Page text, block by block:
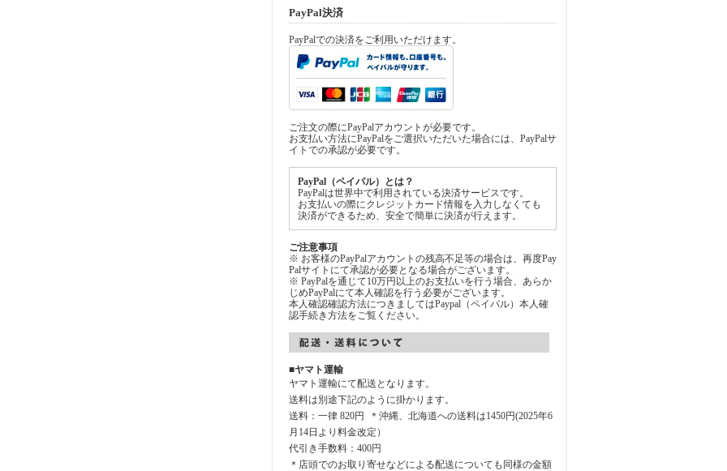
PayPal決済
PayPalでの決済をご利用いただけます。
ご注文の際にPayPalアカウントが必要です。
お支払い方法にPayPalをご選択いただいた場合には、PayPalサ
イトでの承認が必要です。
PayPal（ペイパル）とは？
PayPalは世界中で利用されている決済サービスです。
お支払いの際にクレジットカード情報を入力しなくても
決済ができるため、安全で簡単に決済が行えます。
ご注意事項
※ お客様のPayPalアカウントの残高不足等の場合は、再度Pay
Palサイトにて承認が必要となる場合がございます。
※ PayPalを通じて10万円以上のお支払いを行う場合、あらか
じめPayPalにて本人確認を行う必要がございます。
本人確認確認方法につきましてはPaypal（ペイパル）本人確
認手続き方法をご覧ください。
■ヤマト運輸
ヤマト運輸にて配送となります。
送料は別途下記のように掛かります。
送料：一律 820円 ＊沖縄、北海道への送料は1450円(2025年6
月14日より料金改定）
代引き手数料：400円
＊店頭でのお取り寄せなどによる配送についても同様の金額